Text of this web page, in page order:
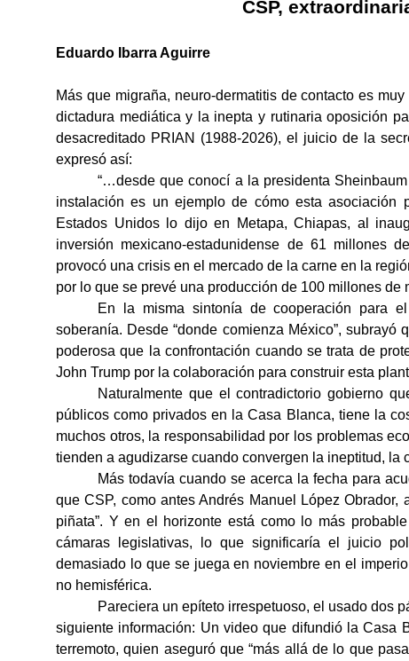
CSP,
Eduardo Ibarra Aguirre
Más que migraña, neuro-dermatitis de contacto es
dictadura mediática y la inepta y rutinaria oposición
desacreditado PRIAN (1988-2026), el juicio de la
expresó así:
“…desde que conocí a la presidenta
instalación es un ejemplo de cómo esta asociación
Estados Unidos lo dijo en Metapa, Chiapas, al
inversión mexicano-estadunidense de 61 millones
provocó una crisis en el mercado de la carne en la
por lo que se prevé una producción de 100 millones de
En la misma sintonía de cooperación para
soberanía. Desde “donde comienza México”,
poderosa que la confrontación cuando se trata de
John Trump por la colaboración para construir esta
Naturalmente que el contradictorio gobierno
públicos como privados en la Casa Blanca, tiene la
muchos otros, la responsabilidad por los problemas
tienden a agudizarse cuando convergen la ineptitud, la
Más todavía cuando se acerca la fecha para
que CSP, como antes Andrés Manuel López
piñata”. Y en el horizonte está como lo más
cámaras legislativas, lo que significaría el juicio
demasiado lo que se juega en noviembre en el
no hemisférica.
Pareciera un epíteto irrespetuoso, el usado dos
siguiente información: Un video que difundió la Casa
terremoto, quien aseguró que “más allá de lo que